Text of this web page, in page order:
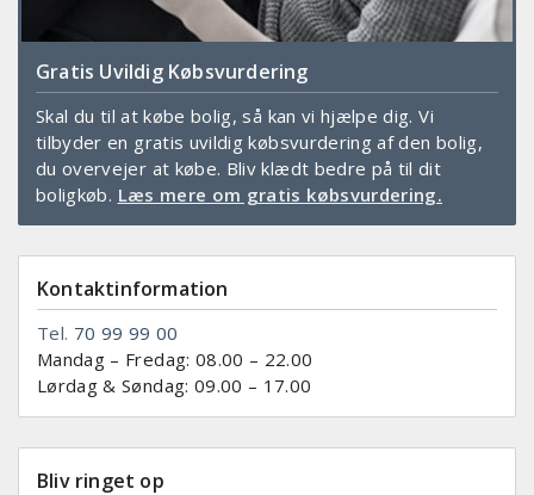
Gratis Uvildig Købsvurdering
Skal du til at købe bolig, så kan vi hjælpe dig. Vi
tilbyder en gratis uvildig købsvurdering af den bolig,
du overvejer at købe. Bliv klædt bedre på til dit
boligkøb. Læs mere om gratis købsvurdering.
Kontaktinformation
Tel. 70 99 99 00
Mandag – Fredag: 08.00 – 22.00
Lørdag & Søndag: 09.00 – 17.00
Bliv ringet op